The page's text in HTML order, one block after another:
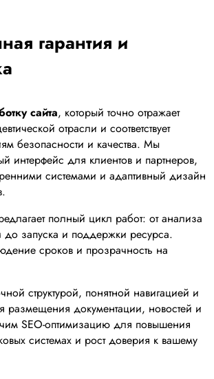
гарантия и
сайта, который точно отражает
отрасли и соответствует
безопасности и качества. Мы
интерфейс для клиентов и партнеров,
системами и адаптивный дизайн
полный цикл работ: от анализа
до запуска и поддержки ресурса.
сроков и прозрачность на
структурой, понятной навигацией и
размещения документации, новостей и
SEO-оптимизацию для повышения
системах и рост доверия к вашему